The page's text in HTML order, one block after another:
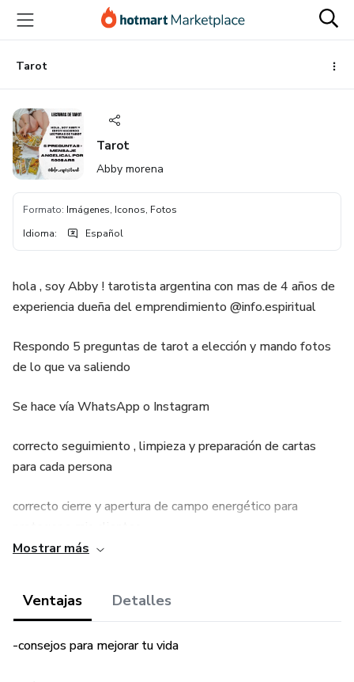
principal
página
de
página
Tarot
Tarot
Abby morena
Formato: Imágenes, Iconos, Fotos
Idioma: Español
hola , soy Abby ! tarotista argentina con mas de 4 años de
experiencia dueña del emprendimiento @info.espiritual
Respondo 5 preguntas de tarot a elección y mando fotos
de lo que va saliendo
Se hace vía WhatsApp o Instagram
correcto seguimiento , limpieza y preparación de cartas
para cada persona
correcto cierre y apertura de campo energético para
instagram personal @abby.morena
Mostrar más
Ventajas Detalles
-consejos para mejorar tu vida